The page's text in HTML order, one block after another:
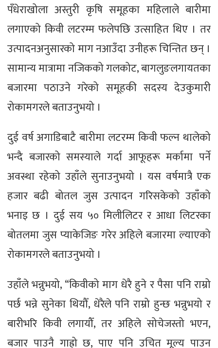
पँधेराखोला अस्तुरी कृषि समूहका महिलाले बारीमा
लगाएको किवी लटरम्म फलेपछि उत्साहित थिए । तर
उत्पादनअनुसारको माग नआउँदा उनीहरू चिन्तित छन् ।
सामान्य मात्रामा नजिकको गलकोट, बागलुङलगायतका
बजारमा पठाउने गरेको समूहकी सदस्य देउकुमारी
रोकामगरले बताउनुभयो ।
दुई वर्ष अगाडिबाटै बारीमा लटरम्म किवी फल्न थालेको
भन्दै बजारको समस्याले गर्दा आफूहरू मर्कामा पर्ने
अवस्था रहेको उहाँले सुनाउनुभयो । यस वर्षमात्रै एक
हजार बढी बोतल जुस उत्पादन गरिसकेको उहाँको
भनाइ छ । दुई सय ५० मिलीलिटर र आधा लिटरका
बोतलमा जुस प्याकेजिङ गरेर अहिले बजारमा ल्याएको
रोकामगरले बताउनुभयो ।
उहाँले भन्नुभयो, “किवीको माग धेरै हुने र पैसा पनि राम्रो
पर्छ भन्ने सुनेका थियौँ, धेरैले पनि राम्रो हुन्छ भन्नुभयो र
बारीभरि किवी लगायौँ, तर अहिले सोचेजस्तो भएन,
बजार पाउनै गाह्रो छ, पाए पनि उचित मूल्य पाउन